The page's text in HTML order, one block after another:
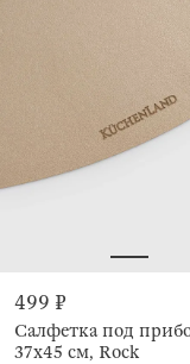
499 ₽
Салфетка под
37x45 см, Rock